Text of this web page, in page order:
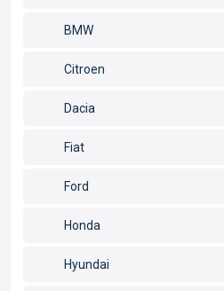
BMW
Citroen
Dacia
Fiat
Ford
Honda
Hyundai